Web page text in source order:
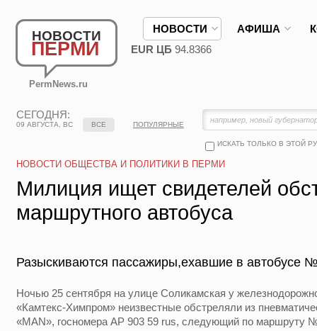
НОВОСТИ
ПЕРМИ
PermNews.ru
НОВОСТИ АФИША
EUR ЦБ 94.8366
СЕГОДНЯ:
09 АВГУСТА, ВС
ИСКАТЬ ТОЛЬКО В ЭТОЙ
ВСЕ ПОПУЛЯРНЫЕ
НОВОСТИ ОБЩЕСТВА И ПОЛИТИКИ В ПЕРМИ
Милиция ищет свидетелей
маршрутного автобуса
Разыскиваются пассажиры,ехавшие в автобусе
Ночью 25 сентября на улице Соликамская у
«Камтекс-Химпром» неизвестные обстреляли из
«MAN», госномера АР 903 59 rus, следующий по маршруту